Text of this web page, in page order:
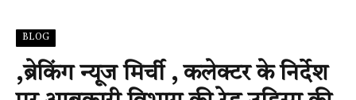
BLOG
,ब्रेकिंग न्यूज मिर्ची , कलेक्टर के निर्देश